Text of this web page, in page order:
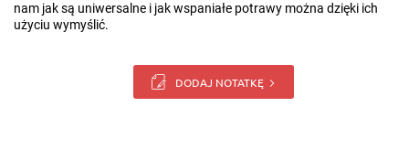
nam jak są uniwersalne i jak wspaniałe potrawy można dzięki ich
użyciu wymyślić.
DODAJ NOTATKĘ